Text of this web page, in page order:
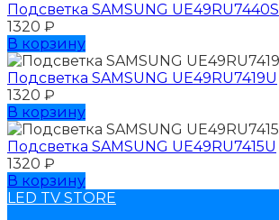
Подсветка SAMSUNG UЕ49RU7440S
1320 ₽
В корзину
Подсветка SAMSUNG UЕ49RU7419U
1320 ₽
В корзину
Подсветка SAMSUNG UЕ49RU7415U
1320 ₽
В корзину
LED TV STORE